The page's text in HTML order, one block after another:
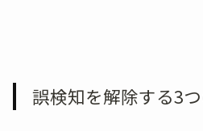
誤検知を解除する3